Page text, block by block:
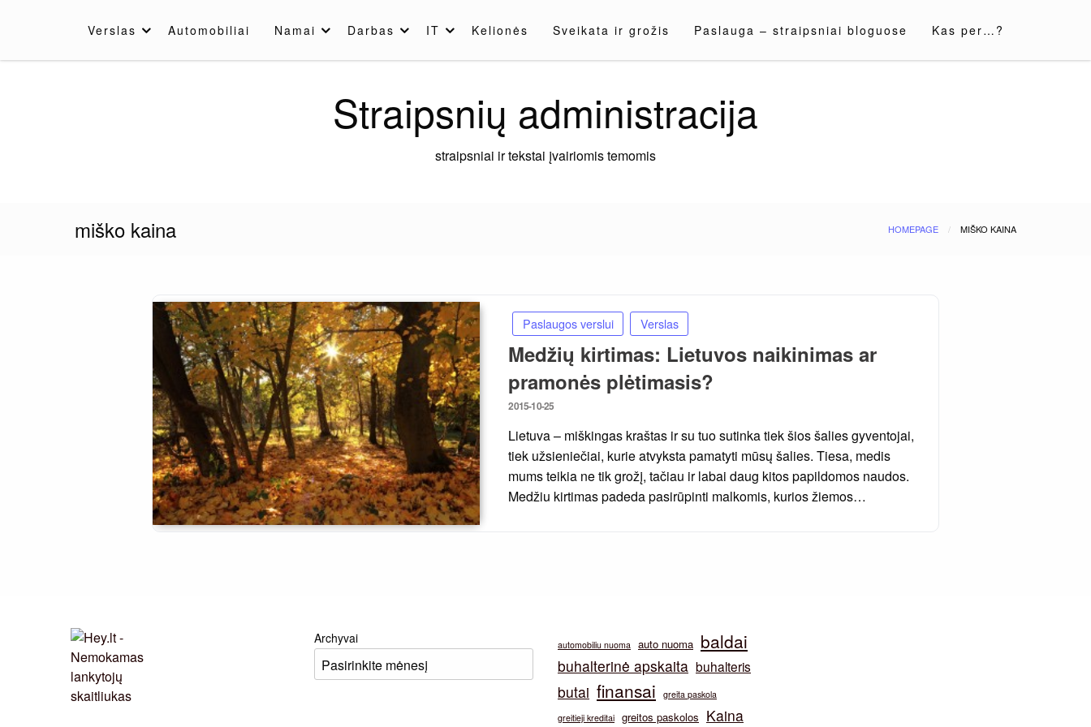
Verslas Automobiliai Namai Darbas IT Kelionės Sveikata ir grožis Paslauga – straipsniai bloguose Kas per…?
Straipsnių administracija
straipsniai ir tekstai įvairiomis temomis
miško kaina HOMEPAGE MIŠKO KAINA
Paslaugos verslui Verslas
Medžių kirtimas: Lietuvos naikinimas ar
pramonės plėtimasis?
Posted
2015-10-25
Lietuva – miškingas kraštas ir su tuo sutinka tiek šios šalies gyventojai,
tiek užsieniečiai, kurie atvyksta pamatyti mūsų šalies. Tiesa, medis
mums teikia ne tik grožį, tačiau ir labai daug kitos papildomos naudos.
Medžiu kirtimas padeda pasirūpinti malkomis, kurios žiemos…
Archyvai automobiliu nuoma auto nuoma baldai
buhalterinė apskaita buhalteris
butai finansai
greita paskola
greitieji kreditai greitos paskolos Kaina